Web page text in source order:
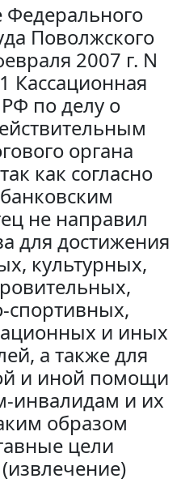
Федерального
Поволжского
2007 г. N
Кассационная
по делу о
органа
как согласно
не направил
для достижения
культурных,
спортивных,
и иных
а также для
и иной помощи
инвалидам и их
образом
цели